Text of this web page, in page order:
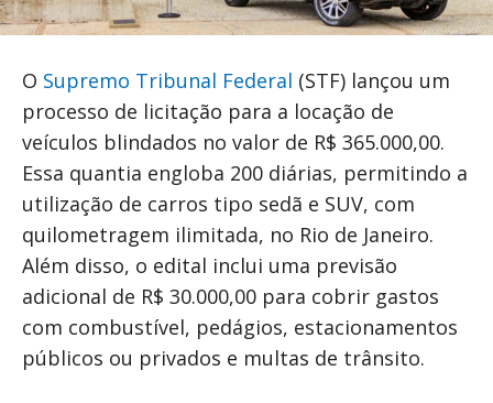
O Supremo Tribunal Federal (STF) lançou um
processo de licitação para a locação de
veículos blindados no valor de R$ 365.000,00.
Essa quantia engloba 200 diárias, permitindo a
utilização de carros tipo sedã e SUV, com
quilometragem ilimitada, no Rio de Janeiro.
Além disso, o edital inclui uma previsão
adicional de R$ 30.000,00 para cobrir gastos
com combustível, pedágios, estacionamentos
públicos ou privados e multas de trânsito.